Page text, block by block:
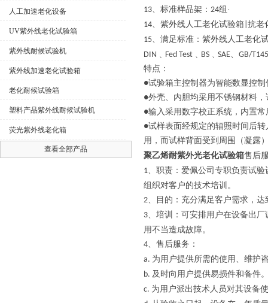
人工加速老化设备
UV紫外线老化试验箱
紫外线耐候试验机
紫外线加速老化试验箱
老化耐候试验箱
塑料产品紫外线耐候试验机
荧光紫外线老化箱
查看全部产品
13、标准样品架： 24组·
14、紫外线人工老化试验箱 抗老
15、满足标准：紫外线人工老化
DIN ﹑ Fed Test ﹑ BS ﹑ SAE、 GB/
特点：
●试验箱主控制器为智能数显控
●外壳、内胆均采用不锈钢材料
●输入采用数字校正系统，内置
●试样表面经规定的辐照时间后
用，而试样背面受到周围（凝露
聚乙烯耐紫外光老化试验箱售后
1、职责：爱佩公司专职负责试
组织对客户的技术培训。
2、目的：充分满足客户需求，
3、培训：可安排用户在设备出
用不当造成故障。
4、售后服务：
a. 为用户提供所需的使用、维护
b. 及时向用户提供易损件和备件
c. 为用户派出技术人员对其设备